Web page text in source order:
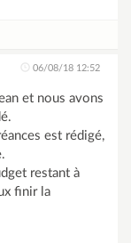
06/08/18 12:52
et nous avons
est rédigé,
restant à
finir la